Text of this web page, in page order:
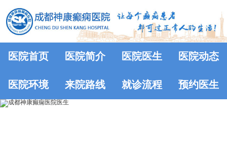
医院首页 医院简介 医院医生 医院动态
医院环境 来院路线 就诊流程 预约医生